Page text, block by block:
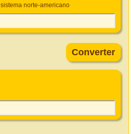
norte-americano